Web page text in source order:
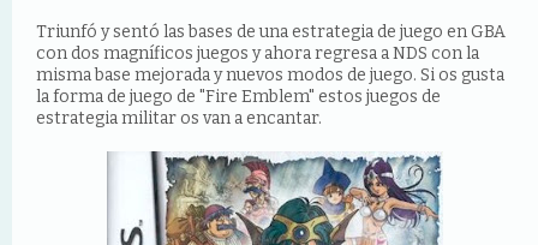
Triunfó y sentó las bases de una estrategia de juego en GBA
con dos magníficos juegos y ahora regresa a NDS con la
misma base mejorada y nuevos modos de juego. Si os gusta
la forma de juego de "Fire Emblem" estos juegos de
estrategia militar os van a encantar.